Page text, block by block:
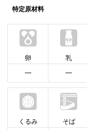
特定原材料
卵
━
乳
━
くるみ そば